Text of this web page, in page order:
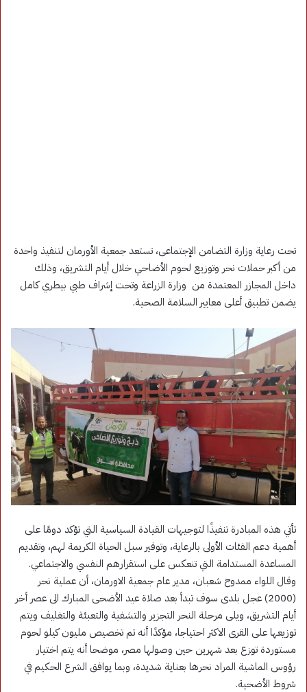
تحت رعاية وزارة التضامن الإجتماعى، تستعد جمعية الأورمان لتنفيذ واحدة
من أكبر حملات نحر وتوزيع لحوم الأضاحي خلال أيام التشريق، وذلك
داخل المجازر المعتمدة من وزارة الزراعة وتحت إشراف طبي بيطري كامل
يضمن تطبيق أعلى معايير السلامة الصحية.
تأتي هذه المبادرة تنفيذًا لتوجيهات القيادة السياسية التي تؤكد دومًا على
أهمية دعم الفئات الأولى بالرعاية، وتوفير سبل الحياة الكريمة لهم، وتقديم
المساعدة المستدامة التي تنعكس على استقرارهم النفسي والاجتماعي.
وقال اللواء ممدوح شعبان، مدير عام جمعية الاورمان، أن عملية نحر
(2000) عجل بلدى سوف تبدأ بعد صلاة عيد الأضحى المبارك الى عصر أخر
أيام التشريق، ويلى مرحلة النحر التجزير والتشفية والتعبئة والتغليف ويتم
توزيعها على القرى الاكثر احتياجا، مؤكدًا أنه تم تخصيص مليون كيلو لحوم
مستوردة توزع بعد شهرين حين وصولها مصر، موضحا أنه يتم اختيار
رؤوس الماشية المراد نحرها بعناية شديدة، وبما يوافق الشرع الحكيم في
شروط الأضحية.